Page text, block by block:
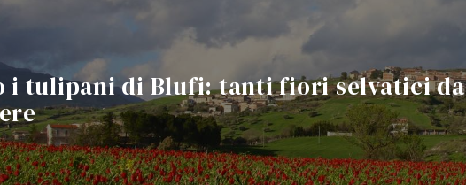
i tulipani di Blufi: tanti fiori selvatici da